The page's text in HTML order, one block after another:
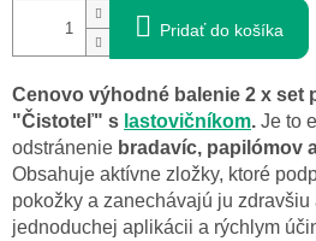
Pridať do košíka
Cenovo výhodné balenie 2 x set
"Čistoteľ" s lastovičníkom. Je to
odstránenie bradavíc, papilómov
Obsahuje aktívne zložky, ktoré
pokožky a zanechávajú ju
jednoduchej aplikácii a rýchlym